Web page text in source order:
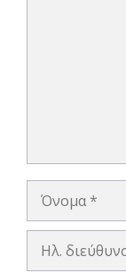
Όνομα
Ηλ.